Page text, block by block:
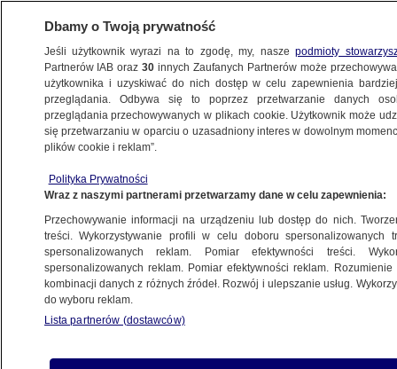
BIZNES
Z KRAJU
podszywają się pod ministerstwo
21.03.2023, 15:12
Udostępnij
Dbamy o Twoją prywatność
Jeśli użytkownik wyrazi na to zgodę, my, naszepodmioty
Partnerów IAB oraz30 innych Zaufanych Partnerów może
użytkownika i uzyskiwać do nich dostęp w celu zapewnienia
przeglądania. Odbywa się to poprzez przetwarzanie danych
przeglądania przechowywanych w plikach cookie. Użytkownik może
się przetwarzaniu w oparciu o uzasadniony interes w dowolnym
plików cookie i reklam”.
Polityka Prywatności
Wraz z naszymi partnerami przetwarzamy dane w celu zapewnienia:
Przechowywanie informacji na urządzeniu lub dostęp do nich.
treści. Wykorzystywanie profili w celu doboru spersonalizowanych
spersonalizowanych reklam. Pomiar efektywności treści.
spersonalizowanych reklam. Pomiar efektywności reklam.
kombinacji danych z różnych źródeł. Rozwój i ulepszanie usług.
do wyboru reklam.
Lista partnerów (dostawców)